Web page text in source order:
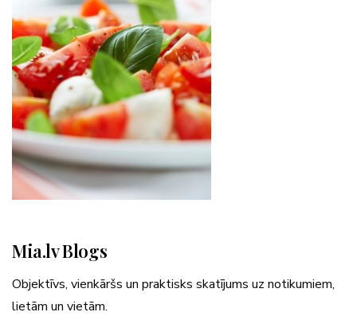
Mia.lv Blogs
Objektīvs, vienkāršs un praktisks skatījums uz notikumiem,
lietām un vietām.